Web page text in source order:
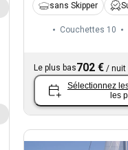
sans Skipper
Couchettes 10
Le plus bas702 € / nuit
Sélectionnez
les